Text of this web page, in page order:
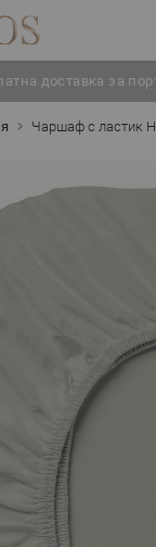
доставка за
Чаршаф с ластик